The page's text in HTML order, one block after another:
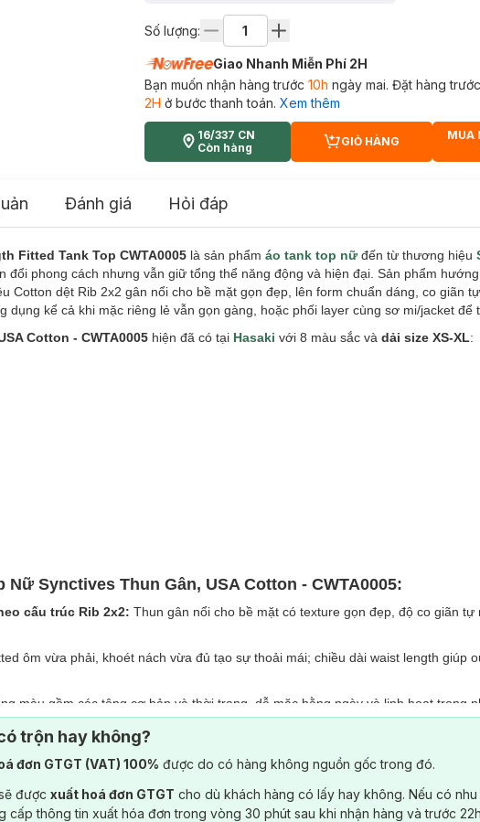
Số lượng:
Giao Nhanh Miễn Phí 2H
Bạn muốn nhận hàng trước 10h ngày mai. Đặt hàng trước
2H ở bước thanh toán. Xem thêm
16/337 CN
Còn hàng
CART PLUS ICON
GIỎ HÀNG
MUA
Đánh giá Hỏi đáp
Fitted Tank Top CWTA0005 là sản phẩm áo tank top nữđến từ thương hiệu
đổi phong cách nhưng vẫn giữ tổng thể năng động và hiện đại. Sản phẩm
Cotton dệt Rib 2x2 gân nổi cho bề mặt gọn đẹp, lên form chuẩn dáng, co giãn
dụng kể cả khi mặc riêng lẻ vẫn gọn gàng, hoặc phối layer cùng sơ mi/jacket để
Cotton - CWTA0005 hiện đã có tại Hasaki với 8 màu sắc và dải size XS-XL:
Synctives Thun Gân, USA Cotton - CWTA0005:
cấu trúc Rib 2x2: Thun gân nổi cho bề mặt có texture gọn đẹp, độ co giãn tự
ôm vừa phải, khoét nách vừa đủ tạo sự thoải mái; chiều dài waist length giúp
màu gồm các tông cơ bản và thời trang, dễ mặc hằng ngày và linh hoạt trong
riêng vẫn gọn gàng, năng động; hoặc layer cùng sơ mi, cardigan, jacket để
tối ưu tại từng chi tiết, đảm bảo độ bền cao hơn, tăng tính thẩm mỹ và thoải
trộn hay không?
đơn GTGT (VAT) 100% được do có hàng không nguồn gốc trong đó.
được xuất hoá đơn GTGT cho dù khách hàng có lấy hay không. Nếu có
cấp thông tin xuất hóa đơn trong vòng 30 phút sau khi nhận hàng và trước